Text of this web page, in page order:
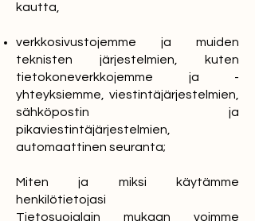
kautta,
verkkosivustojemme ja muiden
teknisten järjestelmien, kuten
tietokoneverkkojemme ja -
yhteyksiemme, viestintäjärjestelmien,
sähköpostin ja
pikaviestintäjärjestelmien,
automaattinen seuranta;
Miten ja miksi käytämme
henkilötietojasi
Tietosuojalain mukaan voimme